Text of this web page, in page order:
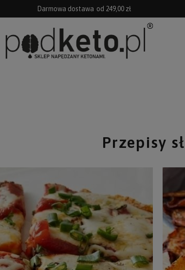
Darmowa dostawa od 249,00 zł
Przepisy